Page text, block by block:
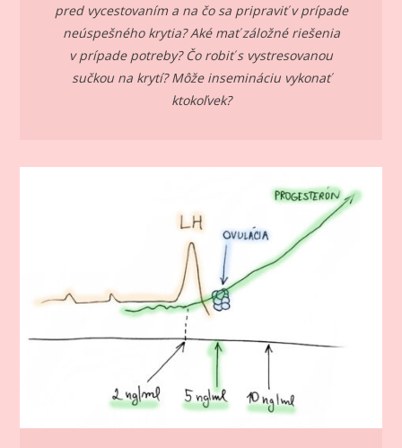
pred vycestovaním a na čo sa pripraviť v prípade
neúspešného krytia? Aké mať záložné riešenia
v prípade potreby? Čo robiť s vystresovanou
sučkou na krytí? Môže insemináciu vykonať
ktokoľvek?